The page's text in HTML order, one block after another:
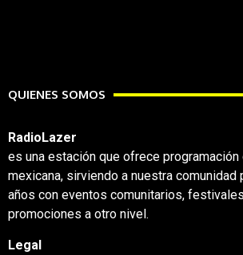
QUIENES SOMOS
RadioLazer
es una estación que ofrece programación
mexicana, sirviendo a nuestra comunidad
años con eventos comunitarios,
promociones a otro nivel.
Legal